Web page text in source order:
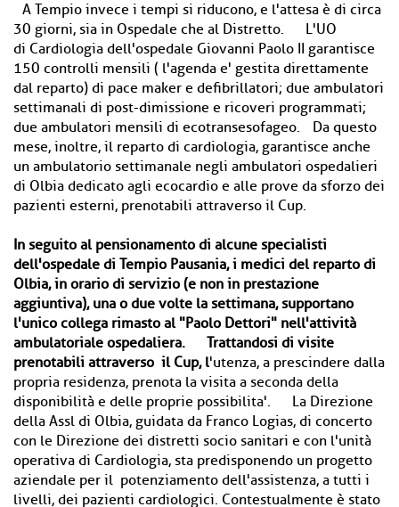
A Tempio invece i tempi si riducono, e l'attesa è di circa
30 giorni, sia in Ospedale che al Distretto. L'UO
di Cardiologia dell'ospedale Giovanni Paolo II garantisce
150 controlli mensili ( l'agenda e' gestita direttamente
dal reparto) di pace maker e defibrillatori; due ambulatori
settimanali di post-dimissione e ricoveri programmati;
due ambulatori mensili di ecotransesofageo. Da questo
mese, inoltre, il reparto di cardiologia, garantisce anche
un ambulatorio settimanale negli ambulatori ospedalieri
di Olbia dedicato agli ecocardio e alle prove da sforzo dei
pazienti esterni, prenotabili attraverso il Cup.
In seguito al pensionamento di alcune specialisti
dell'ospedale di Tempio Pausania, i medici del reparto di
Olbia, in orario di servizio (e non in prestazione
aggiuntiva), una o due volte la settimana, supportano
l'unico collega rimasto al "Paolo Dettori" nell'attività
ambulatoriale ospedaliera. Trattandosi di visite
prenotabili attraverso il Cup, l'utenza, a prescindere dalla
propria residenza, prenota la visita a seconda della
disponibilità e delle proprie possibilita'. La Direzione
della Assl di Olbia, guidata da Franco Logias, di concerto
con le Direzione dei distretti socio sanitari e con l'unità
operativa di Cardiologia, sta predisponendo un progetto
aziendale per il potenziamento dell'assistenza, a tutti i
livelli, dei pazienti cardiologici. Contestualmente è stato